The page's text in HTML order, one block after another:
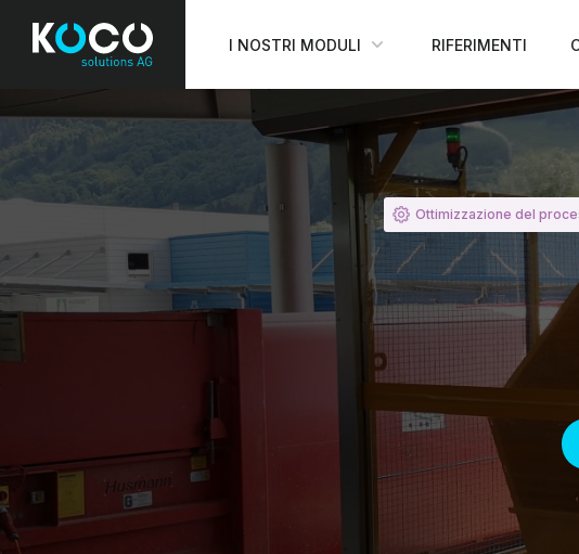
I NOSTRI MODULI RIFERIMENTI
Ottimizzazione del